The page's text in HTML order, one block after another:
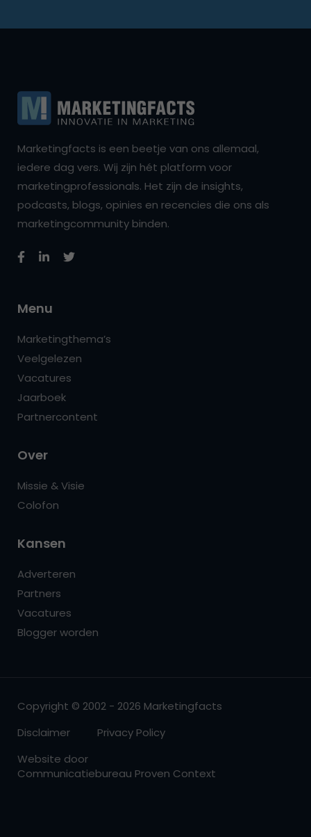
Marketingfacts is een beetje van ons allemaal,
iedere dag vers. Wij zijn hét platform voor
marketingprofessionals. Het zijn de insights,
podcasts, blogs, opinies en recencies die ons als
marketingcommunity binden.
Menu
Marketingthema’s
Veelgelezen
Vacatures
Jaarboek
Partnercontent
Over
Missie & Visie
Colofon
Kansen
Adverteren
Partners
Vacatures
Blogger worden
Copyright © 2002 - 2026 Marketingfacts
Disclaimer
Privacy Policy
Website door
Communicatiebureau Proven Context